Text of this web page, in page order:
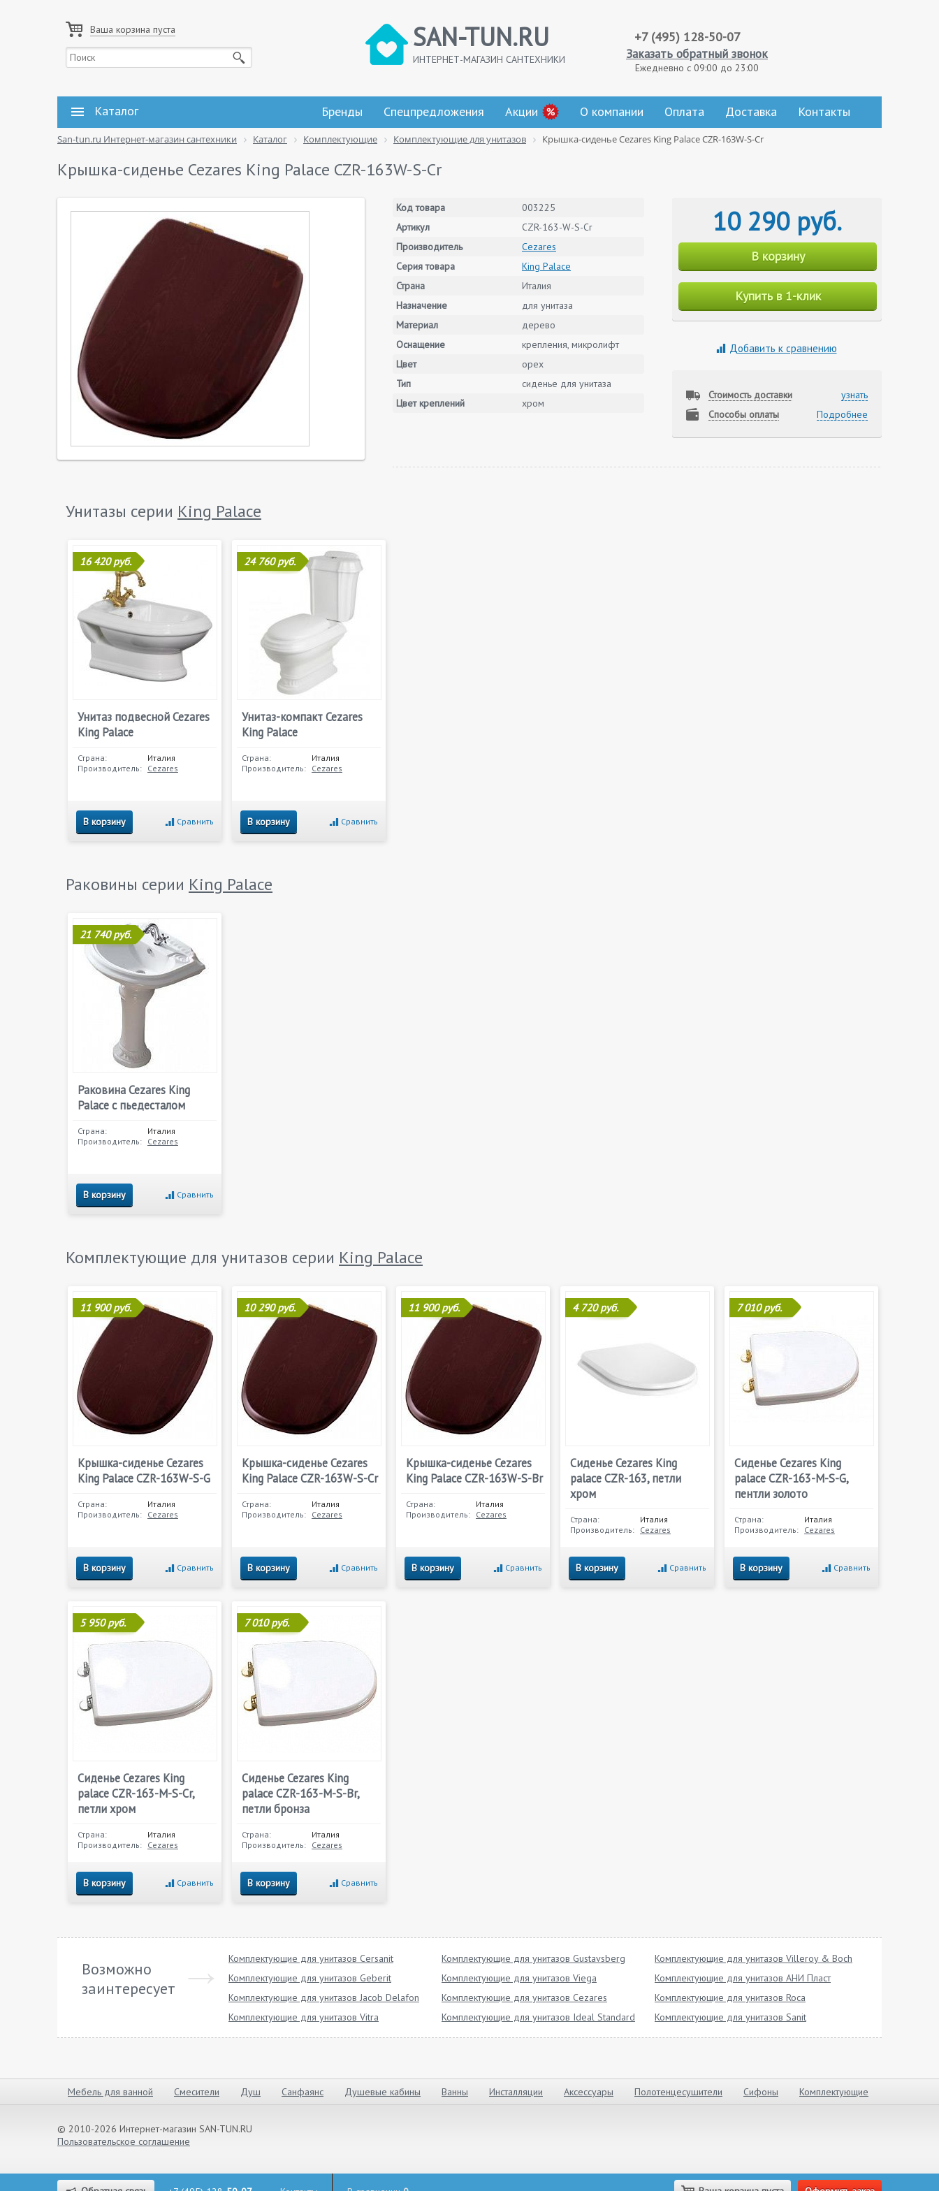
Ваша корзина пуста SAN-TUN.RU
ИНТЕРНЕТ-МАГАЗИН САНТЕХНИКИ
+7 (495) 128-50-07
Заказать обратный звонок
Ежедневно с 09:00 до 23:00
Каталог Бренды Спецпредложения Акции О компании Оплата Доставка Контакты
San-tun.ru Интернет-магазин сантехники Каталог Комплектующие Комплектующие для унитазов Крышка-сиденье Cezares King Palace CZR-163W-S-Cr
Крышка-сиденье Cezares King Palace CZR-163W-S-Cr
Код товара
003225
Артикул
CZR-163-W-S-Cr
Производитель
Cezares
Серия товара
King Palace
Страна
Италия
Назначение
для унитаза
Материал
дерево
Оснащение
крепления, микролифт
Цвет
орех
Тип
сиденье для унитаза
Цвет креплений
хром
10 290 руб.
В корзину
Купить в 1-клик
Добавить к сравнению
Стоимость доставки
узнать
Способы оплаты
Подробнее
Унитазы серии King Palace
16 420 руб.
Унитаз подвесной Cezares
King Palace
Страна:
Италия
Производитель: Cezares
В корзину Сравнить
24 760 руб.
Унитаз-компакт Cezares
King Palace
Страна:
Италия
Производитель: Cezares
В корзину Сравнить
Раковины серии King Palace
21 740 руб.
Раковина Cezares King
Palace с пьедесталом
Страна:
Италия
Производитель: Cezares
В корзину Сравнить
Комплектующие для унитазов серии King Palace
11 900 руб.
Крышка-сиденье Cezares
King Palace CZR-163W-S-G
Страна:
Италия
Производитель: Cezares
В корзину Сравнить
10 290 руб.
Крышка-сиденье Cezares
King Palace CZR-163W-S-Cr
Страна:
Италия
Производитель: Cezares
В корзину Сравнить
11 900 руб.
Крышка-сиденье Cezares
King Palace CZR-163W-S-Br
Страна:
Италия
Производитель: Cezares
В корзину Сравнить
4 720 руб.
Cиденье Cezares King
palace CZR-163, петли
хром
Страна:
Италия
Производитель: Cezares
В корзину Сравнить
7 010 руб.
Сиденье Cezares King
palace CZR-163-M-S-G,
пентли золото
Страна:
Италия
Производитель: Cezares
В корзину Сравнить
5 950 руб.
Сиденье Cezares King
palace CZR-163-M-S-Cr,
петли хром
Страна:
Италия
Производитель: Cezares
В корзину Сравнить
7 010 руб.
Сиденье Cezares King
palace CZR-163-M-S-Br,
петли бронза
Страна:
Италия
Производитель: Cezares
В корзину Сравнить
Возможно
заинтересует
Комплектующие для унитазов Cersanit Комплектующие для унитазов Gustavsberg
Комплектующие для унитазов Villeroy & Boch
Комплектующие для унитазов Geberit
Комплектующие для унитазов Viega
Комплектующие для унитазов АНИ Пласт
Комплектующие для унитазов Jacob Delafon
Комплектующие для унитазов Cezares
Комплектующие для унитазов Roca
Комплектующие для унитазов Vitra
Комплектующие для унитазов Ideal Standard Комплектующие для унитазов Sanit
Мебель для ванной Смесители Душ Санфаянс Душевые кабины Ванны Инсталляции Аксессуары Полотенцесушители Сифоны Комплектующие
© 2010-2026 Интернет-магазин SAN-TUN.RU
Пользовательское соглашение